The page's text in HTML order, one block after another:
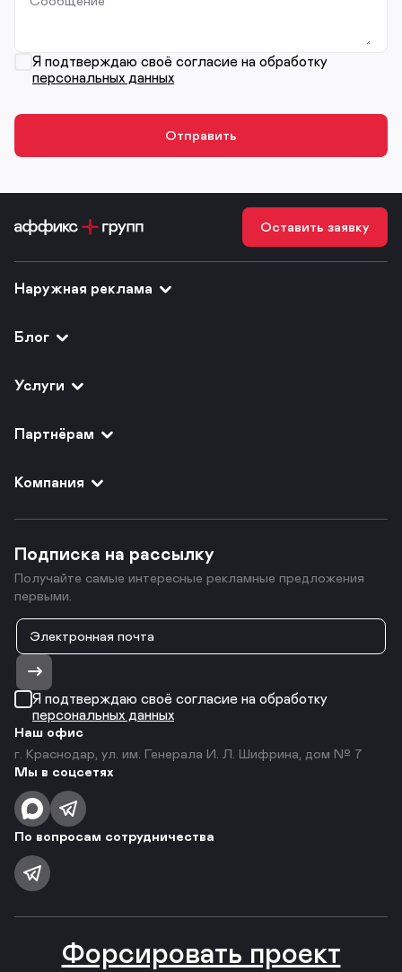
Я подтверждаю своё согласие на обработку
персональных данных
Оставить заявку
Наружная реклама
Блог
Услуги
Партнёрам
Компания
Подписка на рассылку
Получайте самые интересные рекламные предложения
первыми.
Я подтверждаю своё согласие на обработку
персональных данных
Наш офис
г. Краснодар, ул. им. Генерала И. Л. Шифрина, дом № 7
Мы в соцсетях
По вопросам сотрудничества
Форсировать проект